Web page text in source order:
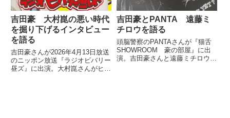
吉田豪 大村崑の悪い時代
を掘り下げるインタビュー
を語る
吉田豪さんが2026年4月13日放送
のニッポン放送『ラジオビバリー
昼ズ』に出演。大村崑さんがヒロ
吉田豪とPANTA 遠藤ミ
チロウを語る
頭脳警察のPANTAさんが『猫舌
SHOWROOM 豪の部屋』に出
演。吉田豪さんと遠藤ミチロウさ